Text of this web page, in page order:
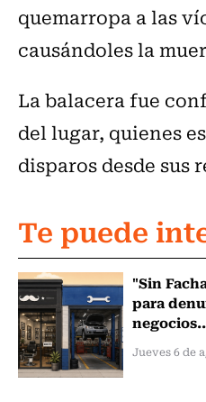
quemarropa a las
causándoles la
La balacera fue
del lugar, quienes
disparos desde sus
Te puede
"Sin
para
Jueves 6 de